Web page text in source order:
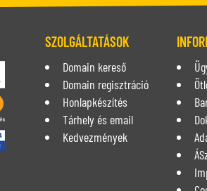
SZOLGÁLTATÁSOK
Domain kereső
Domain regisztráció
Honlapkészítés
Tárhely és email
Kedvezmények